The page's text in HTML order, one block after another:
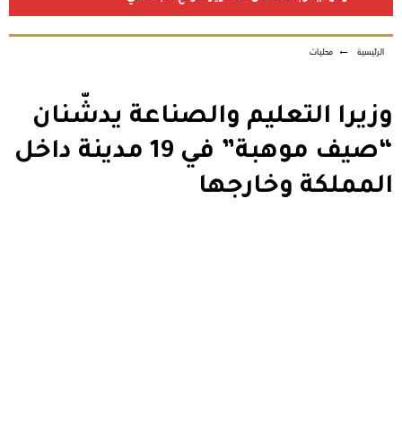
الرئيسية ← محليات
وزيرا التعليم والصناعة يدشّنان
“صيف موهبة” في 19 مدينة داخل
المملكة وخارجها